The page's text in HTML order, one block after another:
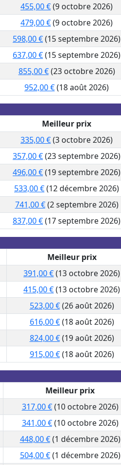
455,00 €(9 octobre 2026)
479,00 €(9 octobre 2026)
598,00 €(15 septembre 2026)
637,00 €(15 septembre 2026)
855,00 €(23 octobre 2026)
952,00 €(18 août 2026)
Meilleur prix
335,00 €(3 octobre 2026)
357,00 €(23 septembre 2026)
496,00 €(19 septembre 2026)
533,00 €(12 décembre 2026)
741,00 €(2 septembre 2026)
837,00 €(17 septembre 2026)
Meilleur prix
391,00 €(13 octobre 2026)
415,00 €(13 octobre 2026)
523,00 €(26 août 2026)
616,00 €(18 août 2026)
824,00 €(19 août 2026)
915,00 €(18 août 2026)
Meilleur prix
317,00 €(10 octobre 2026)
341,00 €(10 octobre 2026)
448,00 €(1 décembre 2026)
504,00 €(1 décembre 2026)